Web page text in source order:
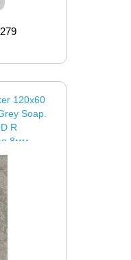
120x60
Soap.
R
8мм